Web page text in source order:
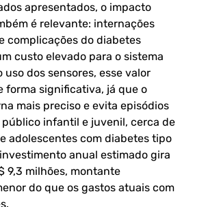
apresentados, o impacto
é relevante: internações
complicações do diabetes
custo elevado para o sistema
uso dos sensores, esse valor
forma significativa, já que o
mais preciso e evita episódios
público infantil e juvenil, cerca de
adolescentes com diabetes tipo
anual estimado gira
9,3 milhões, montante
do que os gastos atuais com